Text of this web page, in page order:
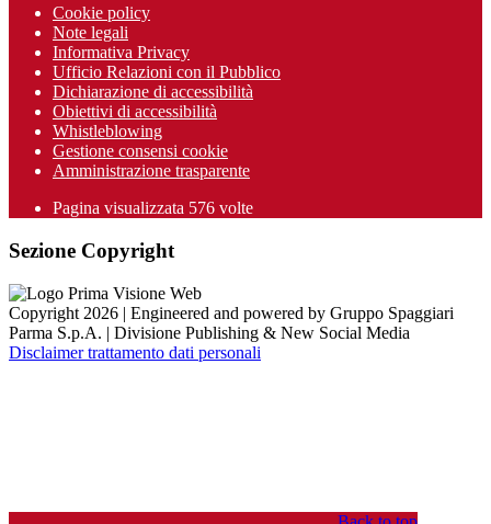
Cookie policy
Note legali
Informativa Privacy
Ufficio Relazioni con il Pubblico
Dichiarazione di accessibilità
Obiettivi di accessibilità
Whistleblowing
Gestione consensi cookie
Amministrazione trasparente
Pagina visualizzata 576 volte
Sezione Copyright
Copyright 2026 | Engineered and powered by Gruppo Spaggiari
Parma S.p.A. | Divisione Publishing & New Social Media
Disclaimer trattamento dati personali